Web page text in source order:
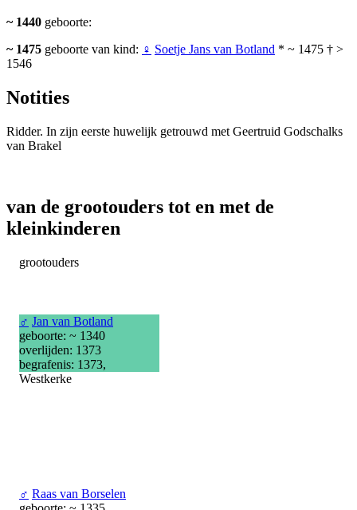
~ 1440 geboorte:
~ 1475 geboorte van kind: ♀ Soetje Jans van Botland * ~ 1475 † >
1546
Notities
Ridder. In zijn eerste huwelijk getrouwd met Geertruid Godschalks
van Brakel
van de grootouders tot en met de
kleinkinderen
grootouders
♂ Jan van Botland
geboorte: ~ 1340
overlijden: 1373
begrafenis: 1373,
Westkerke
♂ Raas van Borselen